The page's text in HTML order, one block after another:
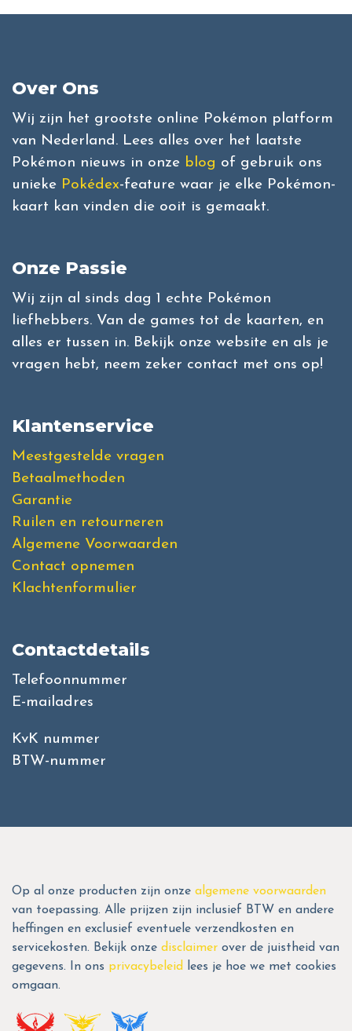
Over Ons
Wij zijn het grootste online Pokémon platform
van Nederland. Lees alles over het laatste
Pokémon nieuws in onze blog of gebruik ons
unieke Pokédex-feature waar je elke Pokémon-
kaart kan vinden die ooit is gemaakt.
Onze Passie
Wij zijn al sinds dag 1 echte Pokémon
liefhebbers. Van de games tot de kaarten, en
alles er tussen in. Bekijk onze website en als je
vragen hebt, neem zeker contact met ons op!
Klantenservice
Meestgestelde vragen
Betaalmethoden
Garantie
Ruilen en retourneren
Algemene Voorwaarden
Contact opnemen
Klachtenformulier
Contactdetails
Telefoonnummer
E-mailadres
KvK nummer
BTW-nummer
Op al onze producten zijn onze algemene voorwaarden
van toepassing. Alle prijzen zijn inclusief BTW en andere
heffingen en exclusief eventuele verzendkosten en
servicekosten. Bekijk onze disclaimer over de juistheid van
gegevens. In ons privacybeleid
lees je hoe we met cookies
omgaan.